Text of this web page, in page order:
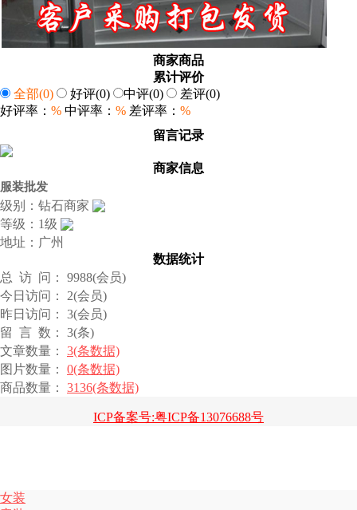
商家商品
累计评价
全部(0) 好评(0) 中评(0) 差评(0)
好评率： % 中评率： % 差评率： %
留言记录
商家信息
服装批发
级别：钻石商家
等级：1级
地址：广州
数据统计
总 访 问： 9988(会员)
今日访问： 2(会员)
昨日访问： 3(会员)
留 言 数： 3(条)
文章数量： 3(条数据)
图片数量： 0(条数据)
商品数量： 3136(条数据)
ICP备案号:粤ICP备13076688号
女装